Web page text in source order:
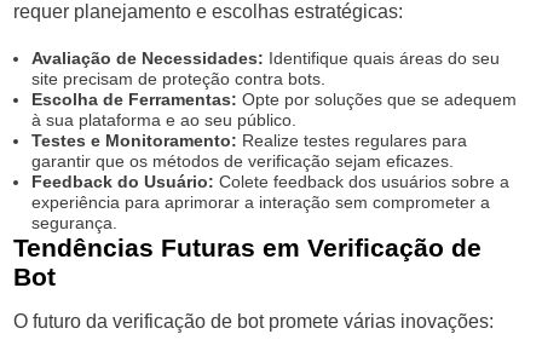
requer planejamento e escolhas estratégicas:
Avaliação de Necessidades: Identifique quais áreas do seu
site precisam de proteção contra bots.
Escolha de Ferramentas: Opte por soluções que se adequem
à sua plataforma e ao seu público.
Testes e Monitoramento: Realize testes regulares para
garantir que os métodos de verificação sejam eficazes.
Feedback do Usuário: Colete feedback dos usuários sobre a
experiência para aprimorar a interação sem comprometer a
segurança.
Tendências Futuras em Verificação de
Bot
O futuro da verificação de bot promete várias inovações: